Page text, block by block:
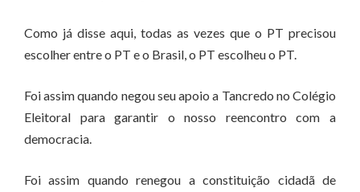
Como já disse aqui, todas as vezes que o PT precisou
escolher entre o PT e o Brasil, o PT escolheu o PT.
Foi assim quando negou seu apoio a Tancredo no Colégio
Eleitoral para garantir o nosso reencontro com a
democracia.
Foi assim quando renegou a constituição cidadã de